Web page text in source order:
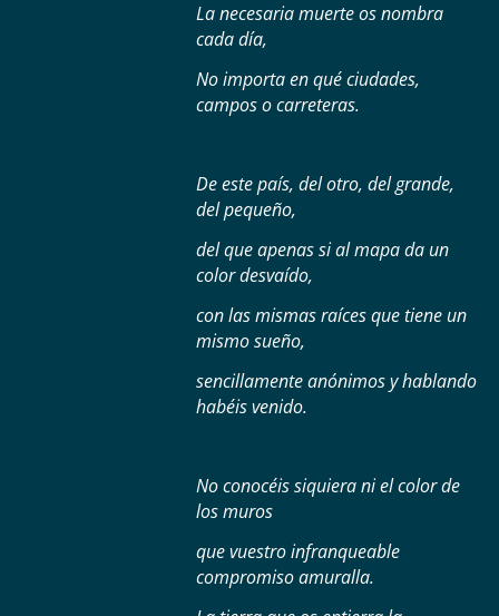
La necesaria muerte os nombra
cada día,
No importa en qué ciudades,
campos o carreteras.
De este país, del otro, del grande,
del pequeño,
del que apenas si al mapa da un
color desvaído,
con las mismas raíces que tiene un
mismo sueño,
sencillamente anónimos y hablando
habéis venido.
No conocéis siquiera ni el color de
los muros
que vuestro infranqueable
compromiso amuralla.